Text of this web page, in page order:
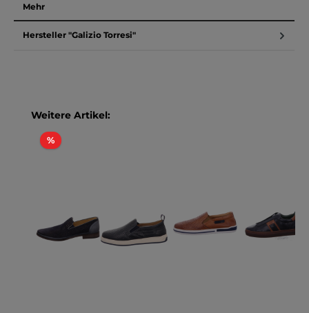
Mehr
Hersteller "Galizio Torresi"
Produktgalerie überspringen
Weitere Artikel:
%Rabatt